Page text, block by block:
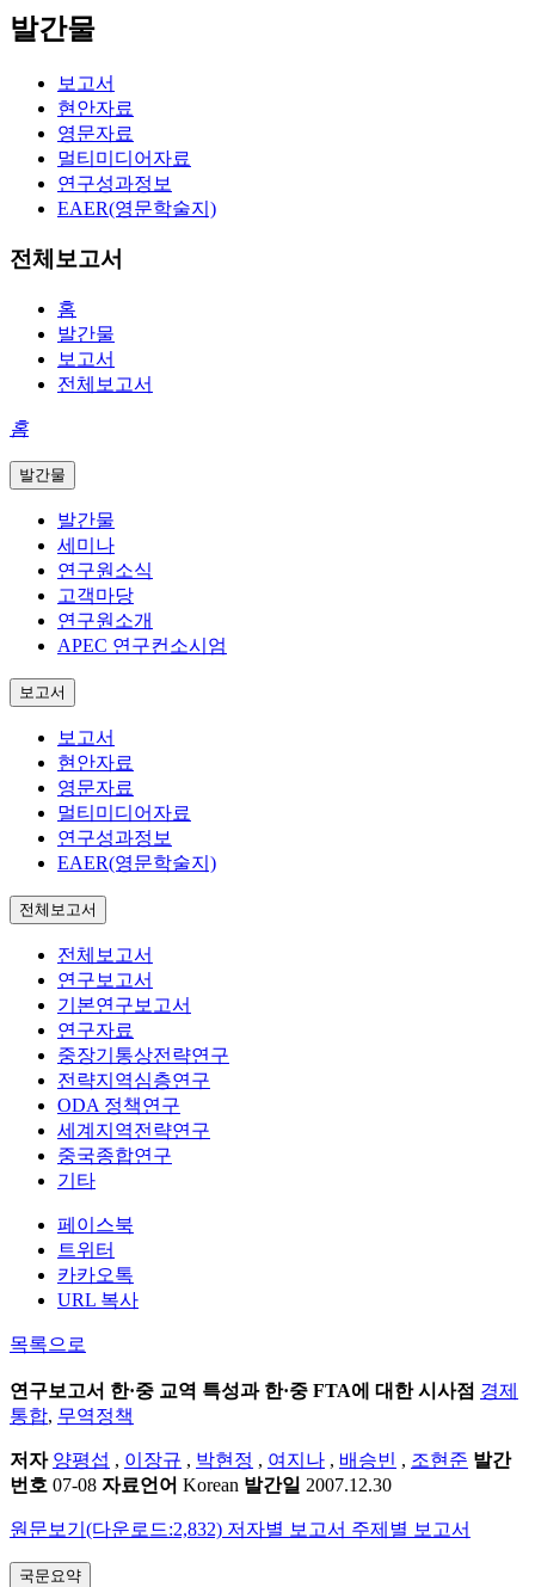
발간물
보고서
현안자료
영문자료
멀티미디어자료
연구성과정보
EAER(영문학술지)
전체보고서
홈
발간물
보고서
전체보고서
홈
발간물
발간물
세미나
연구원소식
고객마당
연구원소개
APEC 연구컨소시엄
보고서
보고서
현안자료
영문자료
멀티미디어자료
연구성과정보
EAER(영문학술지)
전체보고서
전체보고서
연구보고서
기본연구보고서
연구자료
중장기통상전략연구
전략지역심층연구
ODA 정책연구
세계지역전략연구
중국종합연구
기타
페이스북
트위터
카카오톡
URL 복사
목록으로
연구보고서 한·중 교역 특성과 한·중 FTA에 대한 시사점 경제
통합, 무역정책
저자 양평섭 , 이장규 , 박현정 , 여지나 , 배승빈 , 조현준 발간
번호 07-08 자료언어 Korean 발간일 2007.12.30
원문보기(다운로드:2,832) 저자별 보고서 주제별 보고서
국문요약